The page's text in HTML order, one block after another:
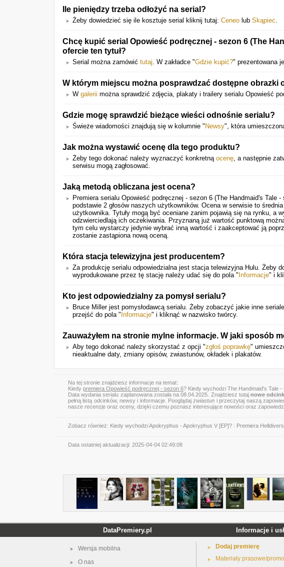
Ile pieniędzy trzeba odłożyć na serial?
Żeby dowiedzieć się ile kosztuje serial kliknij tutaj: Ceneo lub Skąpiec.
Chcę kupić serial Opowieść podręcznej - sezon 6 (The
ofercie ten tytuł?
Serial można zamówić tutaj. W zakładce "Gdzie kupić?" prezentowana
W którym miejscu można posprawdzać dostępne obrazki
W galerii można sprawdzić zdjęcia, plakaty i trailery serialu Opowieść
Gdzie mogę sprawdzić bieżące wieści odnośnie serialu?
Świeże wiadomości znajdują się w kolumnie " Newsy", która
Jak można wystawić ocenę dla tego produktu?
Żeby tego dokonać należy wyznaczyć konkretną ocenę, a następnie
serwisu mogą zagłosować.
Jaką metodą obliczana jest ocena?
Premiera serialu Opowieść podręcznej - sezon 6 (The Handmaid's Tale -
podstawie 2 głosów naszych użytkowników. Ocena w serwisie to
użytkownika. Tytuły mogą być oceniane zanim pojawią się na rynku, a
odzwierciedlają ich oczekiwania. Przyznaną już wartość punktową
tym celu wystarczy jedynie wybrać inną wartość i zaakceptować ją
zostanie zastąpiona nową oceną.
Która stacja telewizyjna jest producentem?
Za produkcję serialu odpowiedzialna jest stacja telewizyjna Hulu. Żeby
wyprodukowane przez tę stację należy udać się do pola " Informacje" i
Kto jest odpowiedzialny za pomysł serialu?
Bruce Miller jest pomysłodawcą serialu. Żeby zobaczyć jakie inne
przejść do pola " Informacje" i kliknąć w nazwisko twórcy.
Zauważyłem na stronie mylne informacje. W jaki sposób
Aby tego dokonać należy skorzystać z opcji "zgłoś poprawkę"
nieaktualne daty, zmiany opisów, zwiastunów, okładek i plakatów.
Na tej stronie znajdziesz informacje na temat:
Kiedy premiera Opowieść podręcznej - sezon 6? Kiedy wychodzi The Handmaid's Tale -
Data wydania serialu zaplanowana została na 08.04.2025. Znajdziesz tutajnowe
pełną listą odcinków, newsy i informacje. Pooglądajzwiastun i przeczytaj naszą
nasze recenzje oraz oceny, dzięki czemu poznasz interesujące nowości oraz
Zobacz również: Kiedy wychodzi Apokryphus - Apokryphus V [EP]? Premiera Helldivers
Data ostatniej aktualizacji: 2025-04-04 02:49:08
DataPremiery.pl
Wersja mobilna
O nas
Informacje i
Dodaj premierę
Materiały prasowe/promo